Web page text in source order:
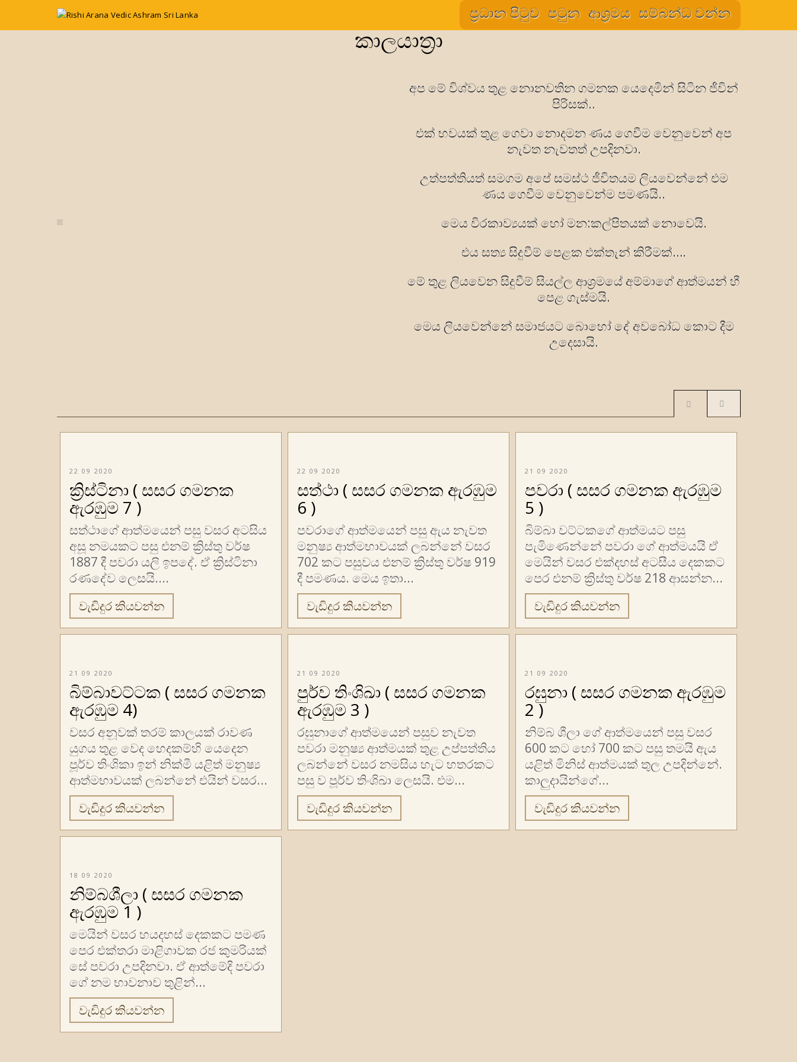
ප්‍රධාන පිටුව පටුන ආශ්‍රමය සම්බන්ධ වන්න
කාලයාත‍්‍රා
අප මේ විශ්වය තුළ නොනවතින ගමනක යෙදෙමින් සිටින ජීවින්
පිරිසක්..
එක් භවයක් තුළ ගෙවා නොදමන ණය ගෙවීම වෙනුවෙන් අප
නැවත නැවතත් උපදිනවා.
උත්පත්තියත් සමගම අපේ සමස්ථ ජීවිතයම ලියවෙන්නේ එම
ණය ගෙවීම වෙනුවෙන්ම පමණයි..
මෙය විරකාව්‍යයක් හෝ මන:කල්පිතයක් නොවෙයි.
එය සත්‍ය සිදුවීම් පෙළක එක්තැන් කිරීමක්….
මේ තුළ ලියවෙන සිදුවීම් සියල්ල ආශ‍්‍රමයේ අම්මාගේ ආත්මයන් හී
පෙළ ගැස්මයි.
මෙය ලියවෙන්නේ සමාජයට බොහෝ දේ අවබෝධ කොට දීම
උදෙසායි.
22 09 2020
ක්‍රිස්ටිනා ( සසර ගමනක
ඇරඹුම 7 )
සත්ථාගේ ආත්මයෙන් පසු වසර අටසිය
අසූ නමයකට පසු එනම් ක්‍රිස්තු වර්ෂ
1887 දී පවරා යලි ඉපදේ. ඒ ක්‍රිස්ටිනා
රණදේව ලෙසයි....
වැඩිදුර කියවන්න
22 09 2020
සත්ථා ( සසර ගමනක ඇරඹුම
6 )
පවරාගේ ආත්මයෙන් පසු ඇය නැවත
මනුෂ්‍ය ආත්මභාවයක් ලබන්නේ වසර
702 කට පසුවය එනම් ක්‍රිස්තු වර්ෂ 919
දී පමණය. මෙය ඉතා...
වැඩිදුර කියවන්න
21 09 2020
පවරා ( සසර ගමනක ඇරඹුම
5 )
බිම්බා වට්ටකගේ ආත්මයට පසු
පැමිණෙන්නේ පවරා ගේ ආත්මයයි ඒ
මෙයින් වසර එක්දහස් අටසීය දෙකකට
පෙර එනම් ක්‍රිස්තු වර්ෂ 218 ආසන්න...
වැඩිදුර කියවන්න
21 09 2020
බිම්බාවට්ටක ( සසර ගමනක
ඇරඹුම 4)
වසර අනූවක් තරම් කාලයක් රාවණ
යුගය තුළ වෙද හෙදකම්හි යෙදෙන
පූර්ව තිංශිකා ඉන් නික්මී යළිත් මනුෂ්‍ය
ආත්මභාවයක් ලබන්නේ එයින් වසර...
වැඩිදුර කියවන්න
21 09 2020
පුර්ව තිංශිඛා ( සසර ගමනක
ඇරඹුම 3 )
රඝුනාගේ ආත්මයෙන් පසුව නැවත
පවරා මනුෂ්‍ය ආත්මයක් තුළ උප්පත්තිය
ලබන්නේ වසර නමසිය හැට හතරකට
පසු ව පූර්ව තිංශිඛා ලෙසයි. එම...
වැඩිදුර කියවන්න
21 09 2020
රඝුනා ( සසර ගමනක ඇරඹුම
2 )
නිම්බ ශීලා ගේ ආත්මයෙන් පසු වසර
600 කට හෝ 700 කට පසු තමයි ඇය
යළිත් මිනිස් ආත්මයක් තුල උපදින්නේ.
කාලුදායින්ගේ...
වැඩිදුර කියවන්න
18 09 2020
නිම්බශීලා ( සසර ගමනක
ඇරඹුම 1 )
මෙයින් වසර හයදහස් දෙකකට පමණ
පෙර එක්තරා මාළිගාවක රජ කුමරියක්
සේ පවරා උපදිනවා. ඒ ආත්මේදි පවරා
ගේ නම භාවනාව තුළින්...
වැඩිදුර කියවන්න